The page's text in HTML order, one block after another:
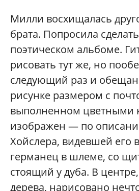
Милли восхищалась
брата. Попросила
поэтическом альбоме.
рисовать тут же, но
следующий раз и
рисунке размером с
выполненном цветными
изображен — по
Хойслера, видевшей его
германец в шлеме, со
стоящий у дуба. В
дерева, нарисовано